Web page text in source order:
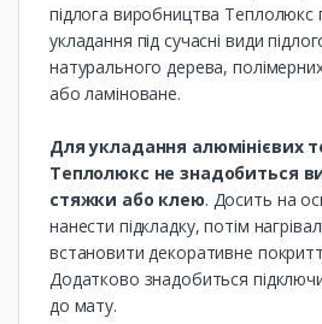
підлога виробництва Теплолюкс
укладання під сучасні види
натурального дерева,
або ламіноване.
Для укладання алюмінієвих
Теплолюкс не знадобиться
стяжки або клею. Досить на
нанести підкладку, потім
встановити декоративне
Додатково знадобиться
до мату.